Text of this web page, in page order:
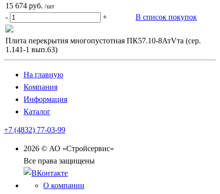
15 674 руб. /шт
- + В список покупок
Плита перекрытия многопустотная ПК57.10-8АтVта (сер.
1.141-1 вып.63)
На главную
Компания
Информация
Каталог
+7 (4832) 77-03-99
2026 © АО «Стройсервис»
Все права защищены
О компании